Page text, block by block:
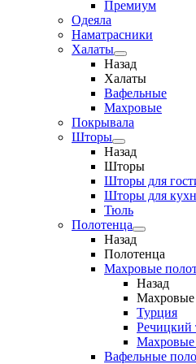
Премиум
Одеяла
Наматрасники
Халаты
Назад
Халаты
Вафельные
Махровые
Покрывала
Шторы
Назад
Шторы
Шторы для
Шторы для
Тюль
Полотенца
Назад
Полотенца
Махровые
Назад
Махровые
Турция
Речицкий
Махровые
Вафельные